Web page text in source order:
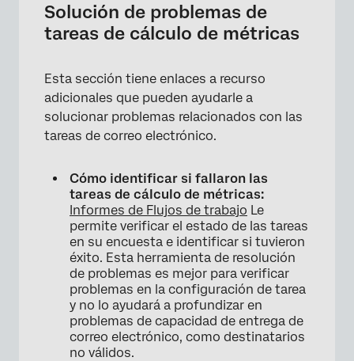
Solución de problemas de
tareas de cálculo de métricas
Esta sección tiene enlaces a recurso
adicionales que pueden ayudarle a
solucionar problemas relacionados con las
tareas de correo electrónico.
Cómo identificar si fallaron las
tareas de cálculo de métricas:
Informes de Flujos de trabajo Le
permite verificar el estado de las tareas
en su encuesta e identificar si tuvieron
éxito. Esta herramienta de resolución
de problemas es mejor para verificar
problemas en la configuración de tarea
y no lo ayudará a profundizar en
problemas de capacidad de entrega de
correo electrónico, como destinatarios
no válidos.